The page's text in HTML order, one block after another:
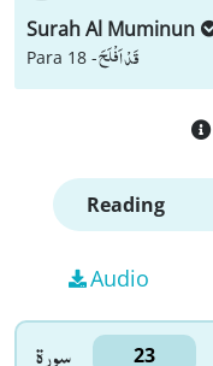
Surah Al Muminun
Para 18 -قَدْ اَفْلَحَ
Reading
Audio
سورۃ 23